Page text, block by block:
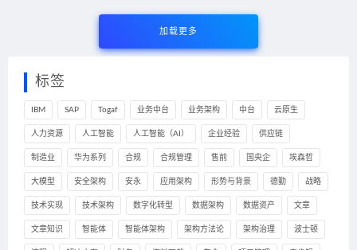
加载更多
标签
IBM SAP Togaf 业务中台 业务架构 中台 云原生
人力资源 人工智能 人工智能（AI） 企业经验 供应链
制造业 华为系列 合规 合规管理 售前 国央企 埃森哲
大模型 安全架构 安永 应用架构 形势与背景 德勤 战略
技术实现 技术架构 数字化转型 数据架构 数据资产 文章
文章知识 智能体 智能体架构 架构方法论 架构治理 波士顿